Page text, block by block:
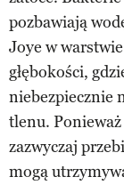
pozbawiają
Joye w
głębokości,
niebezpiecznie
tlenu.
zazwyczaj
mogą